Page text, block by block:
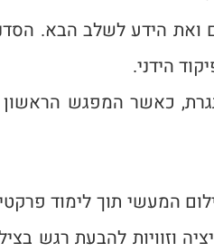
ואת הידע לשלב הבא.
הידני.
ומאתגרת, כאשר המפגש
המעשי תוך לימוד
וזוויות להבעת רגש